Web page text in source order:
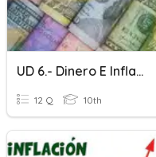
UD 6.- Dinero E Inflación - 4º ESO
12 Q 10th